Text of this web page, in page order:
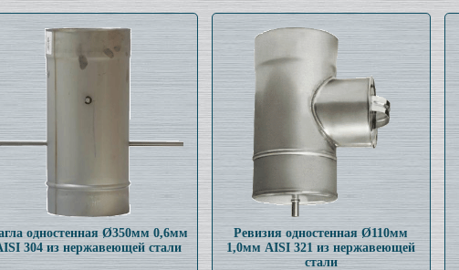
одностенная Ø350мм 0,6мм
304 из нержавеющей стали
Ревизия одностенная Ø110мм
1,0мм AISI 321 из нержавеющей
стали